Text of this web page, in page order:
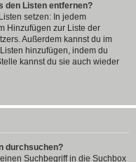
den Listen entfernen?
setzen: In jedem
Hinzufügen zur Liste der
Außerdem kannst du im
hinzufügen, indem du
kannst du sie auch wieder
durchsuchen?
Suchbegriff in die Suchbox